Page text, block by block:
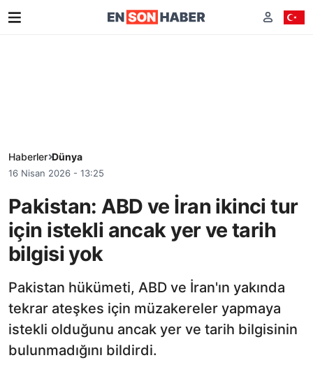
Haberler Dünya
16 Nisan 2026 - 13:25
Pakistan: ABD ve İran ikinci tur
için istekli ancak yer ve tarih
bilgisi yok
Pakistan hükümeti, ABD ve İran'ın yakında
tekrar ateşkes için müzakereler yapmaya
istekli olduğunu ancak yer ve tarih bilgisinin
bulunmadığını bildirdi.